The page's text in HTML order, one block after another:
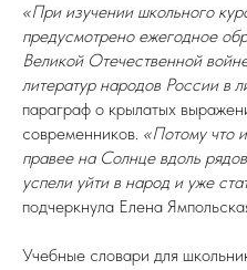
«При изучении школьного
предусмотрено ежегодное
Великой Отечественной
литератур народов России в
параграф о крылатых
современников. «Потому что
правее на Солнце вдоль
успели уйти в народ и уже
подчеркнула Елена
Учебные словари для